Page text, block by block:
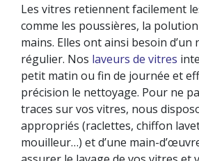
Les vitres retiennent facilement
comme les poussières, la
mains. Elles ont ainsi besoin d’un
régulier. Nos laveurs de vitres
petit matin ou fin de journée et
précision le nettoyage. Pour ne
traces sur vos vitres, nous
appropriés (raclettes, chiffon
mouilleur…) et d’une main-